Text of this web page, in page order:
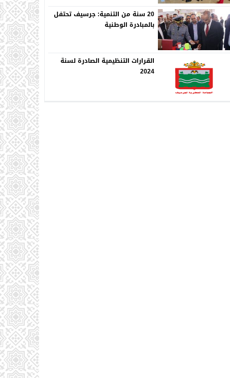
20 سنة من التنمية: جرسيف تحتفل
بالمبادرة الوطنية
القرارات التنظيمية الصادرة لسنة
2024